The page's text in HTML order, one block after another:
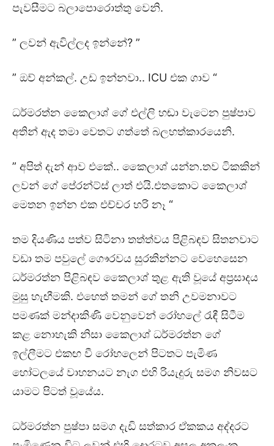
පැවසීමට බලාපොරොත්තු වෙනි.
” ලවන් ඇවිල්ලද ඉන්නේ? ”
” ඔව් අන්කල්. උඩ ඉන්නවා.. ICU එක ගාව “
ධර්මරත්න කෛලාශ් ගේ එල්ලි හඬා වැටෙන පුෂ්පාව
අතින් ඇද තමා වෙතට ගත්තේ බලහත්කාරයෙනි.
” අපිත් දැන් ආව එකේ.. කෛලාශ් යන්න.තව ටිකකින්
ලවන් ගේ පේරන්ට්ස් ලාත් එයි.එතකොට කෛලාශ්
මෙතන ඉන්න එක එච්චර හරි නෑ “
තම දියණිය පත්ව සිටිනා තත්ත්වය පිළිබඳව සිතනවාට
වඩා තම පවුලේ ගෞරවය සුරකින්නට වෙහෙසෙන
ධර්මරත්න පිළිබඳව කෛලාශ් තුළ ඇති වූයේ අප්‍රසාදය
මුසු හැඟීමකි. එහෙත් තමන් ගේ තනි උවමනාවට
පමණක් මන්දාකිණි වෙනුවෙන් රෝහලේ රැඳී සිටීම
කළ නොහැකි නිසා කෛලාශ් ධර්මරත්න ගේ
ඉල්ලීමට එකඟ වී රෝහලෙන් පිටතට පැමිණ
හෝටලයේ වාහනයට නැග එහි රියැදුරු සමග නිවසට
යාමට පිටත් වූයේය.
ධර්මරත්න පුෂ්පා සමග දැඩි සත්කාර ඒකකය අද්දරට